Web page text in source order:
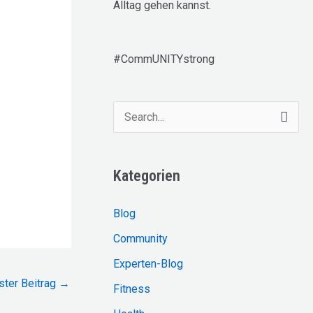
Beitrag →
Alltag gehen kannst.
#CommUNITYstrong
u
h
n
a
c
Kategorien
Blog
Community
Experten-Blog
Fitness